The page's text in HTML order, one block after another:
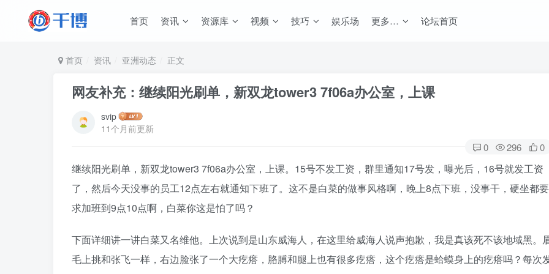
首页 资讯 资源库 视频 技巧 娱乐场 更多… 论坛首页
首页 资讯 亚洲动态 正文
网友补充：继续阳光刷单，新双龙tower3 7f06a办公室，上课
svip
11个月前更新
0 296 0
继续阳光刷单，新双龙tower3 7f06a办公室，上课。15号不发工资，群里通知17号发，曝光后，16号就发工资
了，然后今天没事的员工12点左右就通知下班了。这不是白菜的做事风格啊，晚上8点下班，没事干，硬坐都要
求加班到9点10点啊，白菜你这是怕了吗？
下面详细讲一讲白菜又名维他。上次说到是山东威海人，在这里给威海人说声抱歉，我是真该死不该地域黑。
毛上挑和张飞一样，右边脸张了一个大疙瘩，胳膊和腿上也有很多疙瘩，这个疙瘩是蛤蟆身上的疙瘩吗？每次